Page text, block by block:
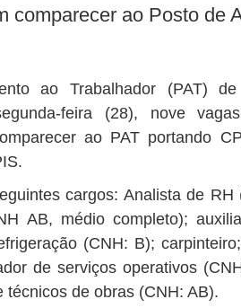
comparecer ao Posto de
ao Trabalhador (PAT)
feira (28), nove
ao PAT portando
cargos: Analista de RH
AB, médio completo);
(CNH: B);
de serviços operativos
técnicos de obras (CNH: AB).